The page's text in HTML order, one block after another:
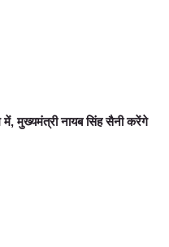
में, मुख्यमंत्री नायब सिंह सैनी करेंगे